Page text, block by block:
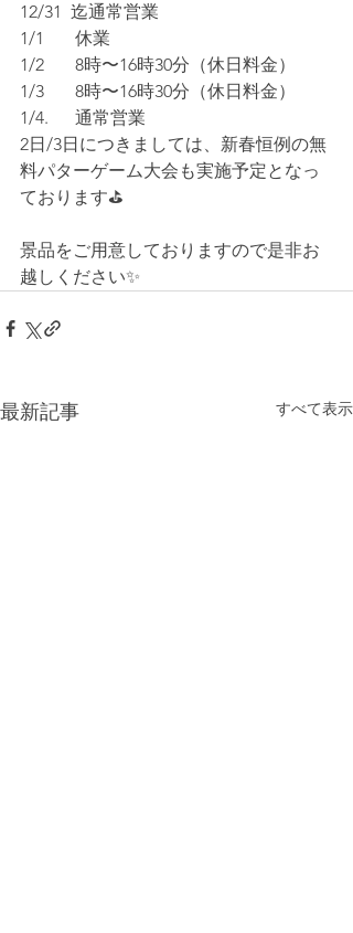
12/31  迄通常営業
1/1　   休業
1/2　   8時〜16時30分（休日料金）
1/3　   8時〜16時30分（休日料金）
1/4.      通常営業
2日/3日につきましては、新春恒例の無
料パターゲーム大会も実施予定となっ
ております⛳️
景品をご用意しておりますので是非お
越しください✨
最新記事 すべて表示